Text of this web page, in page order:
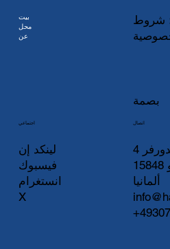
بيت
محل
عن
شروط
بصمة
اجتماعي
لينكد إن
فيسبوك
انستغرام
X
اتصال
4
ألمانيا